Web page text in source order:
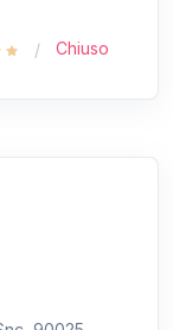
Chiuso